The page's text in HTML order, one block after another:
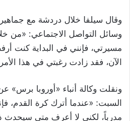
وقال سيلفا خلال دردشة مع
وسائل التواصل الاجتماعي: «من
مسيرتي، فإنني في البداية كنت
الآن، فقد زادت رغبتي في هذا
ونقلت وكالة أنباء «أوروبا برس»
السبت: «عندما أترك كرة القدم،
مدرباً، لكني لا أعرف متى سيحدث